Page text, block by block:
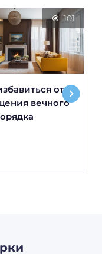
от
вечного
101